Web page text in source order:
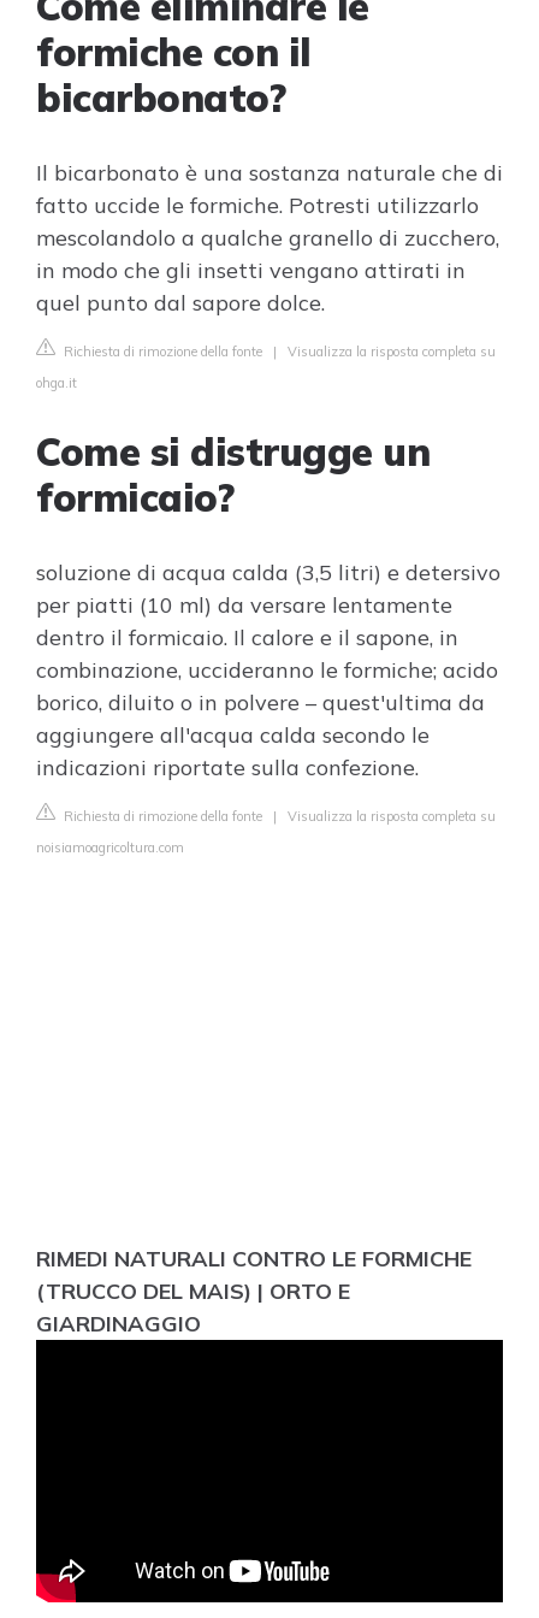
formiche con il
bicarbonato?
Il bicarbonato è una sostanza naturale che di
fatto uccide le formiche. Potresti utilizzarlo
mescolandolo a qualche granello di zucchero,
in modo che gli insetti vengano attirati in
quel punto dal sapore dolce.
Richiesta di rimozione della fonte | Visualizza la risposta completa su
ohga.it
Come si distrugge un
formicaio?
soluzione di acqua calda (3,5 litri) e detersivo
per piatti (10 ml) da versare lentamente
dentro il formicaio. Il calore e il sapone, in
combinazione, uccideranno le formiche; acido
borico, diluito o in polvere – quest'ultima da
aggiungere all'acqua calda secondo le
indicazioni riportate sulla confezione.
Richiesta di rimozione della fonte | Visualizza la risposta completa su
noisiamoagricoltura.com
RIMEDI NATURALI CONTRO LE FORMICHE
(TRUCCO DEL MAIS) | ORTO E
GIARDINAGGIO